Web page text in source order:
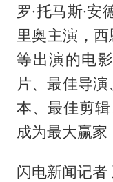
罗·托马斯·安
里奥主演，西
等出演的电
片、最佳导
本、最佳剪
成为最大赢家
闪电新闻记者